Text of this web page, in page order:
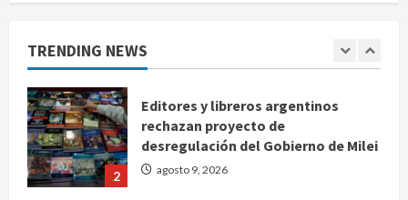
TRENDING NEWS
1
2
Editores y libreros argentinos
rechazan proyecto de
desregulación del Gobierno de Milei
agosto 9, 2026